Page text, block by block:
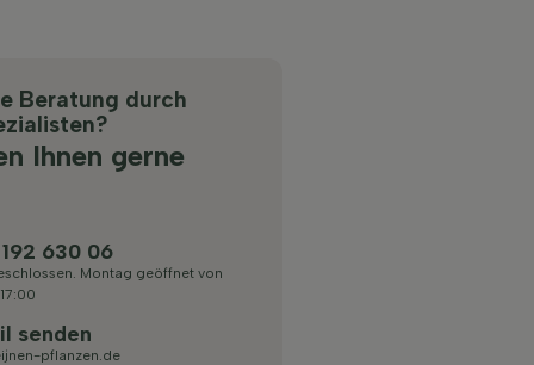
Beratung durch
Ihnen gerne
630 06
Montag geöffnet von
senden
pflanzen.de